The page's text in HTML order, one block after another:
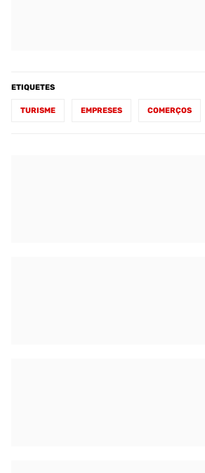
ETIQUETES
TURISME EMPRESES COMERÇOS